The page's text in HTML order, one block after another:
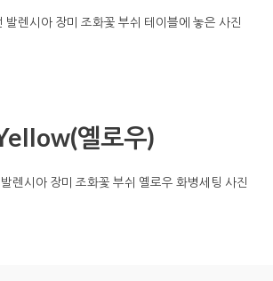
옐로우)